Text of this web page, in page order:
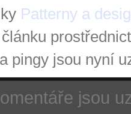
Patterny a
pingy jsou nyní
jsou